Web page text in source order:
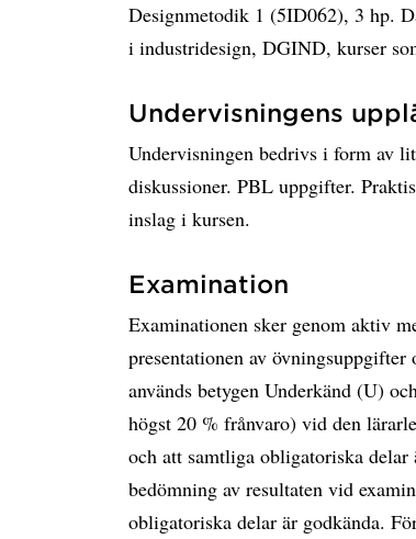
Designmetodik 1 (5ID062), 3 hp.
i industridesign, DGIND, kurser
Undervisningens
Undervisningen bedrivs i form av
diskussioner. PBL uppgifter.
inslag i kursen.
Examination
Examinationen sker genom aktiv
presentationen av
används betygen Underkänd (U)
högst 20 % frånvaro) vid den
och att samtliga obligatoriska delar
bedömning av resultaten vid
obligatoriska delar är godkända.